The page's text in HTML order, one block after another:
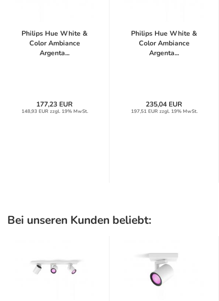
Philips Hue White &
Color Ambiance
Argenta...
177,23 EUR
148,93 EUR zzgl. 19% MwSt.
Philips Hue White &
Color Ambiance
Argenta...
235,04 EUR
197,51 EUR zzgl. 19% MwSt.
Bei unseren Kunden beliebt: